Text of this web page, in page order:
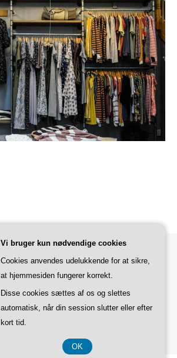
Bard Tema afWP Royal .
TILBAGE TIL TOPPEN
Vi bruger kun nødvendige cookies
Cookies anvendes udelukkende for at sikre,
at hjemmesiden fungerer korrekt.
Disse cookies sættes af os og slettes
automatisk, når din session slutter eller efter
kort tid.
OK